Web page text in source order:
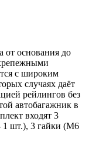
основания до
с широким
случаях даёт
рейлингов без
автобагажник в
входят 3
шт.), 3 гайки (М6